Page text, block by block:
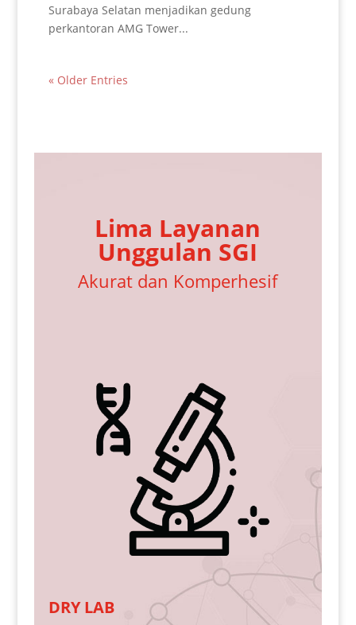
Surabaya Selatan menjadikan gedung
perkantoran AMG Tower...
« Older Entries
Lima Layanan
Unggulan SGI
Akurat dan Komperhesif
NIPT